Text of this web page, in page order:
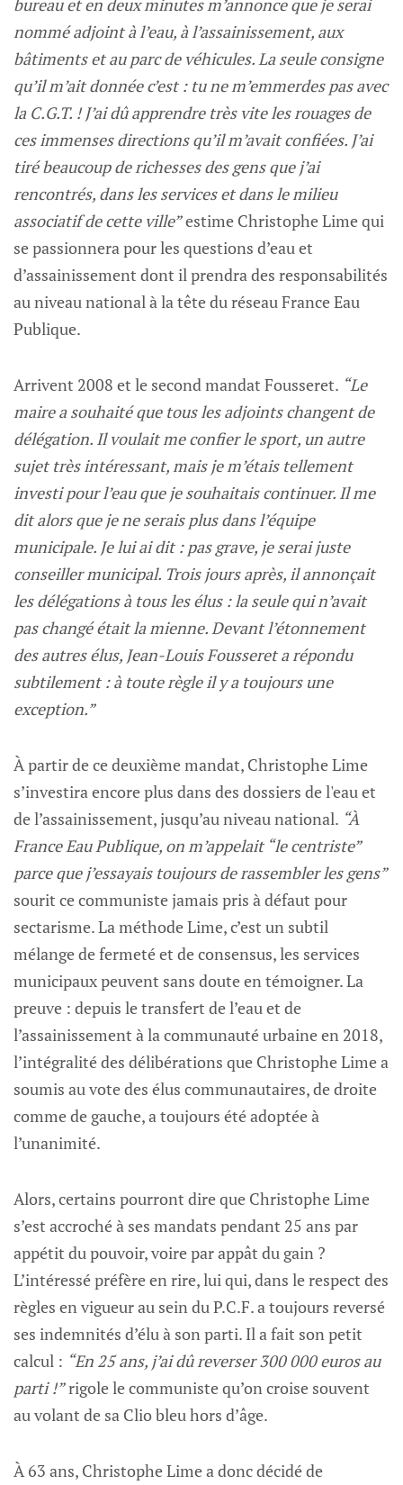
bureau et en deux minutes m’annonce que je serai
nommé adjoint à l’eau, à l’assainissement, aux
bâtiments et au parc de véhicules. La seule consigne
qu’il m’ait donnée c’est : tu ne m’emmerdes pas avec
la C.G.T. ! J’ai dû apprendre très vite les rouages de
ces immenses directions qu’il m’avait confiées. J’ai
tiré beaucoup de richesses des gens que j’ai
rencontrés, dans les services et dans le milieu
associatif de cette ville”estime Christophe Lime qui
se passionnera pour les questions d’eau et
d’assainissement dont il prendra des responsabilités
au niveau national à la tête du réseau France Eau
Publique.
Arrivent 2008 et le second mandat Fousseret. “Le
maire a souhaité que tous les adjoints changent de
délégation. Il voulait me confier le sport, un autre
sujet très intéressant, mais je m’étais tellement
investi pour l’eau que je souhaitais continuer. Il me
dit alors que je ne serais plus dans l’équipe
municipale. Je lui ai dit : pas grave, je serai juste
conseiller municipal. Trois jours après, il annonçait
les délégations à tous les élus : la seule qui n’avait
pas changé était la mienne. Devant l’étonnement
des autres élus, Jean-Louis Fousseret a répondu
subtilement : à toute règle il y a toujours une
exception.”
À partir de ce deuxième mandat, Christophe Lime
s’investira encore plus dans des dossiers de l'eau et
de l’assainissement, jusqu’au niveau national. “À
France Eau Publique, on m’appelait “le centriste”
parce que j’essayais toujours de rassembler les gens”
sourit ce communiste jamais pris à défaut pour
sectarisme. La méthode Lime, c’est un subtil
mélange de fermeté et de consensus, les services
municipaux peuvent sans doute en témoigner. La
preuve : depuis le transfert de l’eau et de
l’assainissement à la communauté urbaine en 2018,
l’intégralité des délibérations que Christophe Lime a
soumis au vote des élus communautaires, de droite
comme de gauche, a toujours été adoptée à
l’unanimité.
Alors, certains pourront dire que Christophe Lime
s’est accroché à ses mandats pendant 25 ans par
appétit du pouvoir, voire par appât du gain ?
L’intéressé préfère en rire, lui qui, dans le respect des
règles en vigueur au sein du P.C.F. a toujours reversé
ses indemnités d’élu à son parti. Il a fait son petit
calcul : “En 25 ans, j’ai dû reverser 300 000 euros au
parti !”rigole le communiste qu’on croise souvent
au volant de sa Clio bleu hors d’âge.
À 63 ans, Christophe Lime a donc décidé de